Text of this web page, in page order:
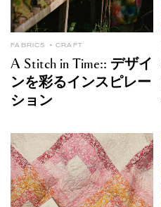
FABRICS CRAFT
A Stitch in Time:: デザイ
ンを彩るインスピレー
ション